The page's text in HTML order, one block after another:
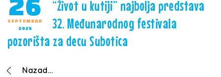
SEPTEMBAR
2025
“Život u kutiji” najbolja predstava
32. Međunarodnog festivala
pozorišta za decu Subotica
Nazad...